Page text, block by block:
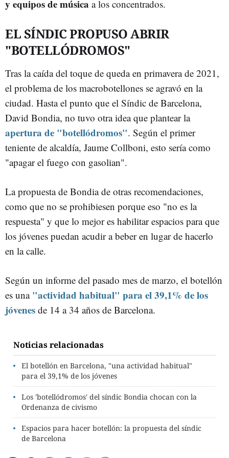
y equipos de música a los concentrados.
EL SÍNDIC PROPUSO ABRIR
"BOTELLÓDROMOS"
Tras la caída del toque de queda en primavera de 2021,
el problema de los macrobotellones se agravó en la
ciudad. Hasta el punto que el Síndic de Barcelona,
David Bondia, no tuvo otra idea que plantear la
apertura de "botellódromos". Según el primer
teniente de alcaldía, Jaume Collboni, esto sería como
"apagar el fuego con gasolian".
La propuesta de Bondia de otras recomendaciones,
como que no se prohibiesen porque eso "no es la
respuesta" y que lo mejor es habilitar espacios para que
los jóvenes puedan acudir a beber en lugar de hacerlo
en la calle.
Según un informe del pasado mes de marzo, el botellón
es una "actividad habitual" para el 39,1% de los
jóvenes de 14 a 34 años de Barcelona.
Noticias relacionadas
El botellón en Barcelona, "una actividad habitual"
para el 39,1% de los jóvenes
Los 'botellódromos' del síndic Bondia chocan con la
Ordenanza de civismo
Espacios para hacer botellón: la propuesta del síndic
de Barcelona